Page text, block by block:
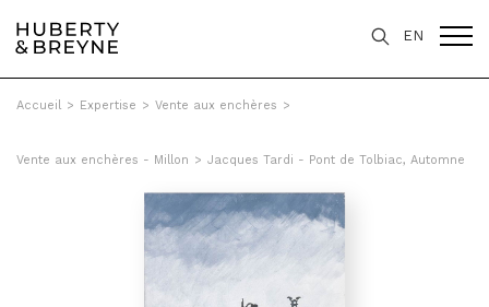
EN
Accueil > Expertise > Vente aux enchères >
Vente aux enchères - Millon > Jacques Tardi - Pont de Tolbiac, Automne